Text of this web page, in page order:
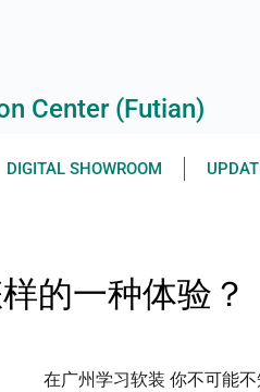
Center (Futian)
DIGITAL SHOWROOM
的一种体验？
在广州学习软装 你不可能